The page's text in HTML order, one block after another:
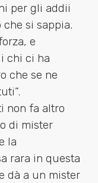
per gli addii
si sappia.
e
chi ci ha
che se ne
non fa altro
di mister
la
rara in questa
dà a un mister